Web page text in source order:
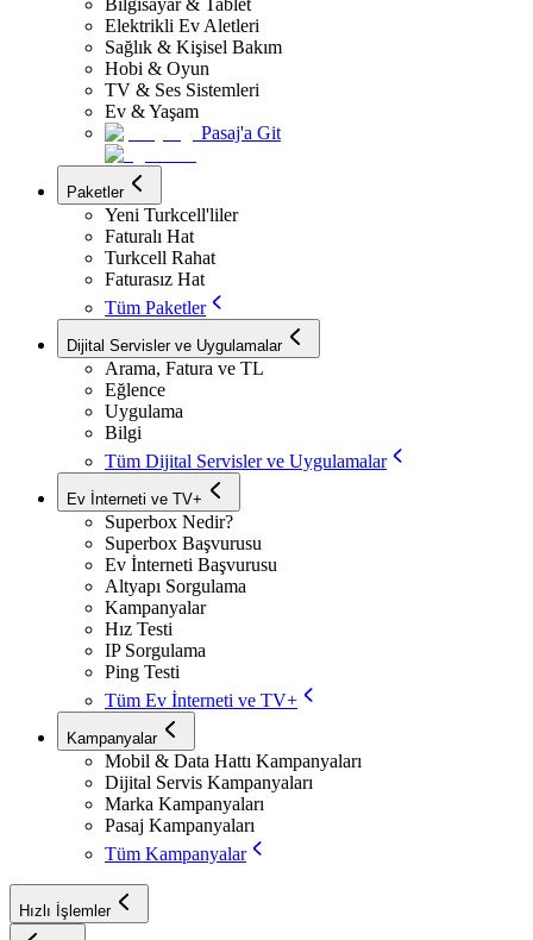
Bilgisayar & Tablet
Elektrikli Ev Aletleri
Sağlık & Kişisel Bakım
Hobi & Oyun
TV & Ses Sistemleri
Ev & Yaşam
Pasaj'a Git
Paketler
Yeni Turkcell'liler
Faturalı Hat
Turkcell Rahat
Faturasız Hat
Tüm Paketler
Dijital Servisler ve Uygulamalar
Arama, Fatura ve TL
Eğlence
Uygulama
Bilgi
Tüm Dijital Servisler ve Uygulamalar
Ev İnterneti ve TV+
Superbox Nedir?
Superbox Başvurusu
Ev İnterneti Başvurusu
Altyapı Sorgulama
Kampanyalar
Hız Testi
IP Sorgulama
Ping Testi
Tüm Ev İnterneti ve TV+
Kampanyalar
Mobil & Data Hattı Kampanyaları
Dijital Servis Kampanyaları
Marka Kampanyaları
Pasaj Kampanyaları
Tüm Kampanyalar
Hızlı İşlemler